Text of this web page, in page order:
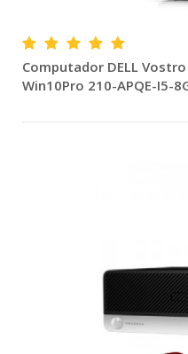
Computador DELL
Win10Pro 210-APQE-I5-